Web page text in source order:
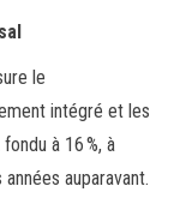
le
intégré et les
à 16 %, à
auparavant.